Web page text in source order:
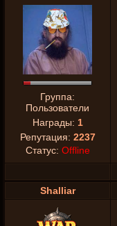
Группа:
Пользователи
Награды: 1
Репутация: 2237
Статус: Offline
Shalliar